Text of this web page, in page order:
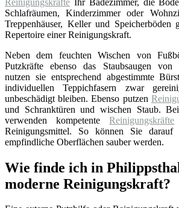
Schlafräumen, Kinderzimmer oder
Treppenhäuser, Keller und Speicherböden
Repertoire einer Reinigungskraft.
Neben dem feuchten Wischen von
Putzkräfte ebenso das Staubsaugen von
nutzen sie entsprechend abgestimmte
individuellen Teppichfasern zwar
unbeschädigt bleiben. Ebenso putzen
und Schranktüren und wischen Staub.
verwenden kompetenteReinigungskräfte
Reinigungsmittel. So können Sie darauf
empfindliche Oberflächen sauber werden.
Wie finde ich in
moderne Reinigungskraft?